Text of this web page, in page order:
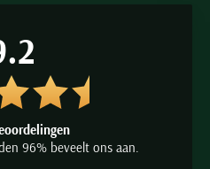
96% beveelt ons aan.